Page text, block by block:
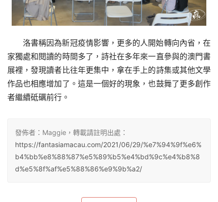
洛書稱因為新冠疫情影響，更多的人開始轉向內省，在
家獨處和閱讀的時間多了，詩社在多年來一直參與的澳門書
展裡，發現讀者比往年更集中，拿在手上的詩集或其他文學
作品也相應增加了。這是一個好的現象，也鼓舞了更多創作
者繼續砥礪前行。
發佈者：Maggie，轉載請註明出處：
https://fantasiamacau.com/2021/06/29/%e7%94%9f%e6%
b4%bb%e8%88%87%e5%89%b5%e4%bd%9c%e4%b8%8
d%e5%8f%af%e5%88%86%e9%9b%a2/